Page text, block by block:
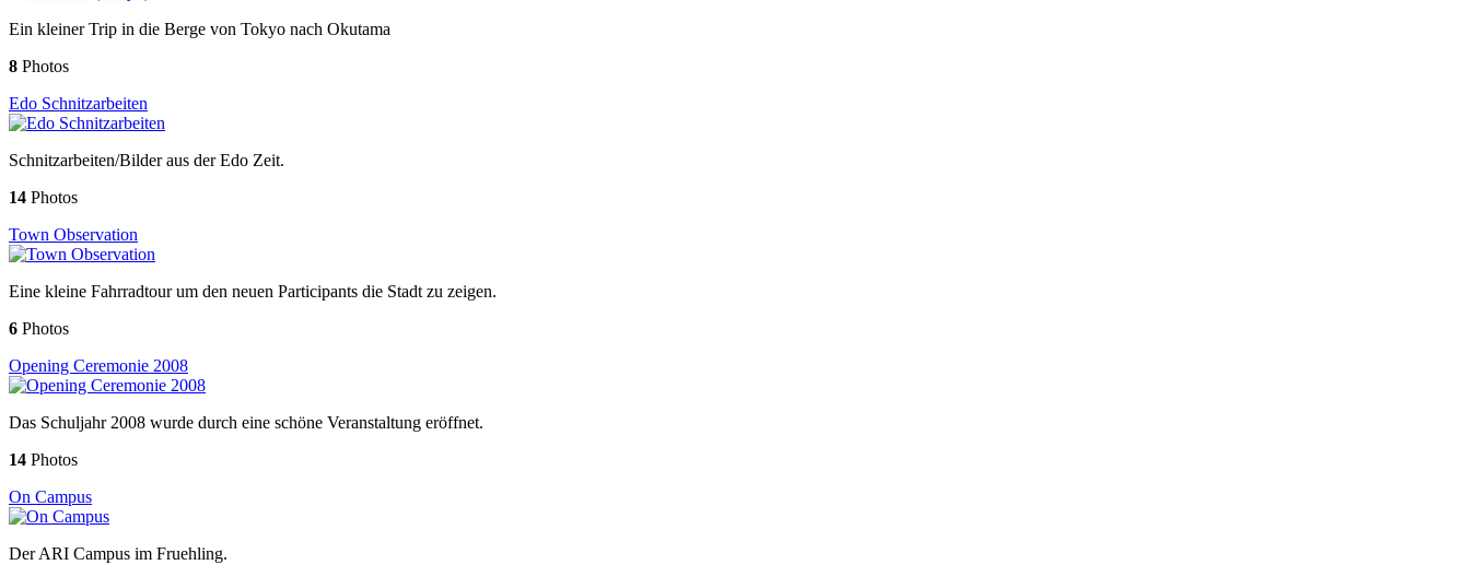
Ein kleiner Trip in die Berge von Tokyo nach Okutama
8 Photos
Edo Schnitzarbeiten
Schnitzarbeiten/Bilder aus der Edo Zeit.
14 Photos
Town Observation
Eine kleine Fahrradtour um den neuen Participants die Stadt zu zeigen.
6 Photos
Opening Ceremonie 2008
Das Schuljahr 2008 wurde durch eine schöne Veranstaltung eröffnet.
14 Photos
On Campus
Der ARI Campus im Fruehling.